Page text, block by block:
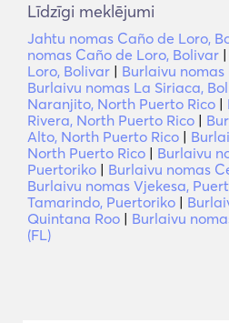
Līdzīgi meklējumi
Jahtu nomas Caño de Loro,
nomas Caño de Loro, Bolivar |
Loro, Bolivar | Burlaivu
Burlaivu nomas La Siriaca,
Naranjito, North Puerto Rico |
Rivera, North Puerto Rico |
Alto, North Puerto Rico |
North Puerto Rico | Burlaivu
Puertoriko | Burlaivu nomas
Burlaivu nomas Vjekesa,
Tamarindo, Puertoriko |
Quintana Roo | Burlaivu
(FL)